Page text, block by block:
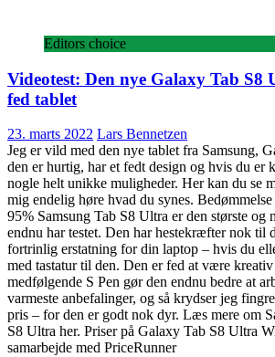
Editors choice
Videotest: Den nye Galaxy Tab S8
fed tablet
23. marts 2022 Lars Bennetzen
Jeg er vild med den nye tablet fra Samsung,
den er hurtig, har et fedt design og hvis du er
nogle helt unikke muligheder. Her kan du se
mig endelig høre hvad du synes.
95% Samsung Tab S8 Ultra er den største og
endnu har testet. Den har hestekræfter nok til
fortrinlig erstatning for din laptop – hvis du
med tastatur til den. Den er fed at være kreativ
medfølgende S Pen gør den endnu bedre at
varmeste anbefalinger, og så krydser jeg
pris – for den er godt nok dyr. Læs mere om
S8 Ultra her. Priser på Galaxy Tab S8 Ultra
samarbejde med PriceRunner